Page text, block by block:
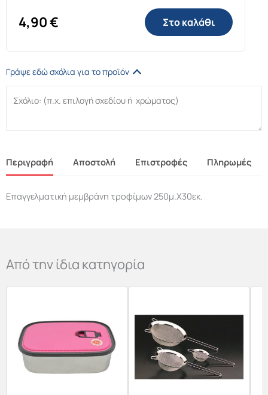
4,90€ Στο καλάθι
Γράψε εδώ σχόλια για το προϊόν
Περιγραφή Αποστολή Επιστροφές Πληρωμές
Επαγγελματική μεμβράνη τροφίμων 250μ.Χ30εκ.
Από την ίδια κατηγορία